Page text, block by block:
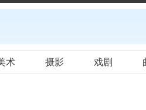
术 摄影 戏剧